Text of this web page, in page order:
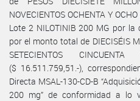
NOVECIENTOS OCHENTA Y
Lote 2 NILOTINIB 200 MG por
por el monto total de DIECISÉIS
SETECIENTOS
($ 16.511.759,51.-),
Directa MSAL-130-CD-B
200 mg” de conformidad a lo